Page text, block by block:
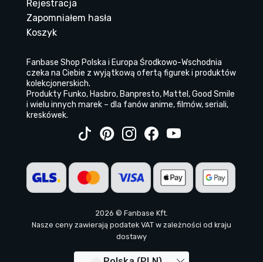
Rejestracja
Zapomniałem hasła
Koszyk
Fanbase Shop Polska i Europa Środkowo-Wschodnia
czeka na Ciebie z wyjątkową ofertą figurek i produktów
kolekcjonerskich.
Produkty Funko, Hasbro, Banpresto, Mattel, Good Smile
i wielu innych marek – dla fanów anime, filmów, seriali,
kreskówek.
2026 © Fanbase Kft.
Nasze ceny zawierają podatek VAT w zależności od kraju
dostawy